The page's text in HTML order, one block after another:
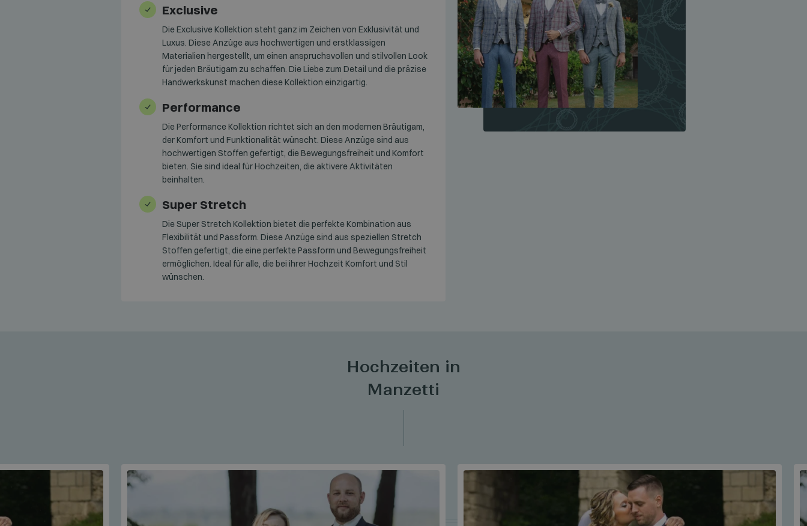
Exclusive
Die Exclusive Kollektion steht ganz im Zeichen von Exklusivität und
Luxus. Diese Anzüge aus hochwertigen und erstklassigen
Materialien hergestellt, um einen anspruchsvollen und stilvollen Look
für jeden Bräutigam zu schaffen. Die Liebe zum Detail und die präzise
Handwerkskunst machen diese Kollektion einzigartig.
Performance
Die Performance Kollektion richtet sich an den modernen Bräutigam,
der Komfort und Funktionalität wünscht. Diese Anzüge sind aus
hochwertigen Stoffen gefertigt, die Bewegungsfreiheit und Komfort
bieten. Sie sind ideal für Hochzeiten, die aktivere Aktivitäten
beinhalten.
Super Stretch
Die Super Stretch Kollektion bietet die perfekte Kombination aus
Flexibilität und Passform. Diese Anzüge sind aus speziellen Stretch
Stoffen gefertigt, die eine perfekte Passform und Bewegungsfreiheit
ermöglichen. Ideal für alle, die bei ihrer Hochzeit Komfort und Stil
wünschen.
Hochzeiten in
Manzetti